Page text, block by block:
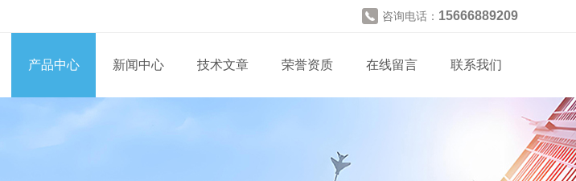
咨询电话： 15666889209
产品中心 新闻中心 技术文章 荣誉资质 在线留言 联系我们